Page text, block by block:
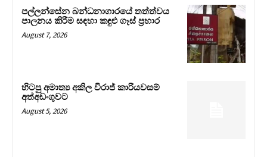
පල්ලන්සේන බන්ධනාගාරයේ තත්ත්වය
පාලනය කිරීම සඳහා කඳුළු ගෑස් ප්‍රහාර
August 7, 2026
හිටපු අමාත්‍ය අකිල විරාජ් කාරියවසම්
අත්අඩංගුවට
August 5, 2026